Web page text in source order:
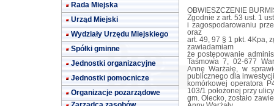
Rada Miejska
Urząd Miejski
Wydziały Urzędu Miejskiego
Spółki gminne
Jednostki organizacyjne
Jednostki pomocnicze
Organizacje pozarządowe
OBWIESZCZENIE
Zgodnie z art. 53 ust. 1
i zagospodarowaniu
oraz
art. 49, 97 § 1 pkt. 4Kpa,
zawiadamiam
że postępowanie
Taśmowa 7, 02-677
Annę Warżałę, w
publicznego dla
komórkowej operatora
103/1 położonej przy
gm. Olecko, zostało